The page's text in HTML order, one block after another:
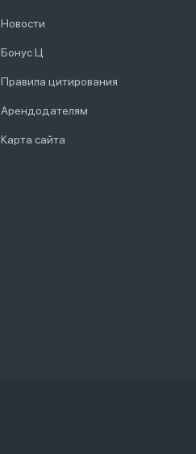
Новости
Бонус Ц
Правила цитирования
Арендодателям
Карта сайта